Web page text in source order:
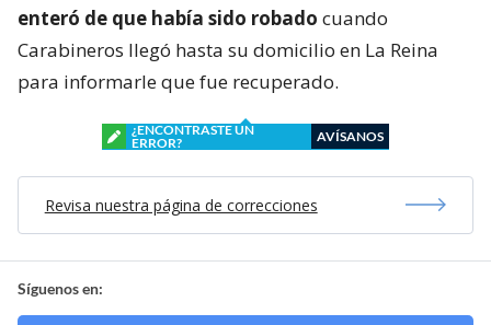
enteró de que había sido robado cuando
Carabineros llegó hasta su domicilio en La Reina
para informarle que fue recuperado.
¿ENCONTRASTE UN
ERROR?
AVÍSANOS
Revisa nuestra página de correcciones
Síguenos en: